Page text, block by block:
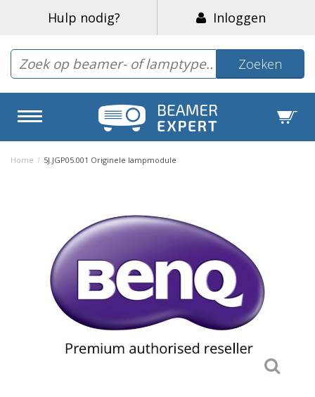
Hulp nodig? Inloggen
Zoeken
Home / 5J.JGP05.001 Originele lampmodule